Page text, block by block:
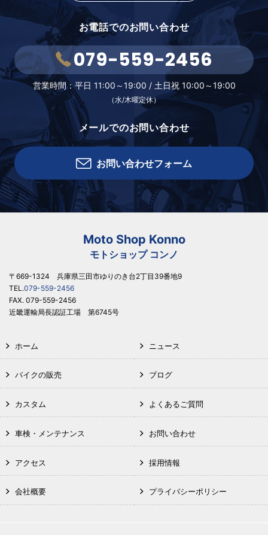
お電話でのお問い合わせ
079-559-2456
営業時間：平日 11:00～19:00 / 土日祝 10:00～19:00
（水/木曜定休）
メールでのお問い合わせ
お問い合わせフォーム
Moto Shop Konno
モトショップ コンノ
〒669-1324 兵庫県三田市ゆりのき台2丁目39番地9
TEL.079-559-2456
FAX. 079-559-2456
近畿運輸局長認証工場 第6745号
ホーム
バイクの販売
カスタム
車検・メンテナンス
アクセス
会社概要
ニュース
ブログ
よくあるご質問
お問い合わせ
採用情報
プライバシーポリシー